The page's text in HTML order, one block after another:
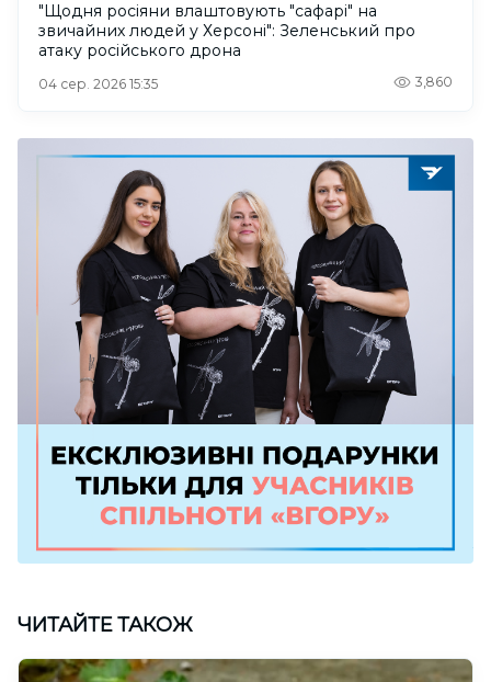
"Щодня росіяни влаштовують "сафарі" на
звичайних людей у Херсоні": Зеленський про
атаку російського дрона
04 сер. 2026 15:35 3,860
ЧИТАЙТЕ ТАКОЖ